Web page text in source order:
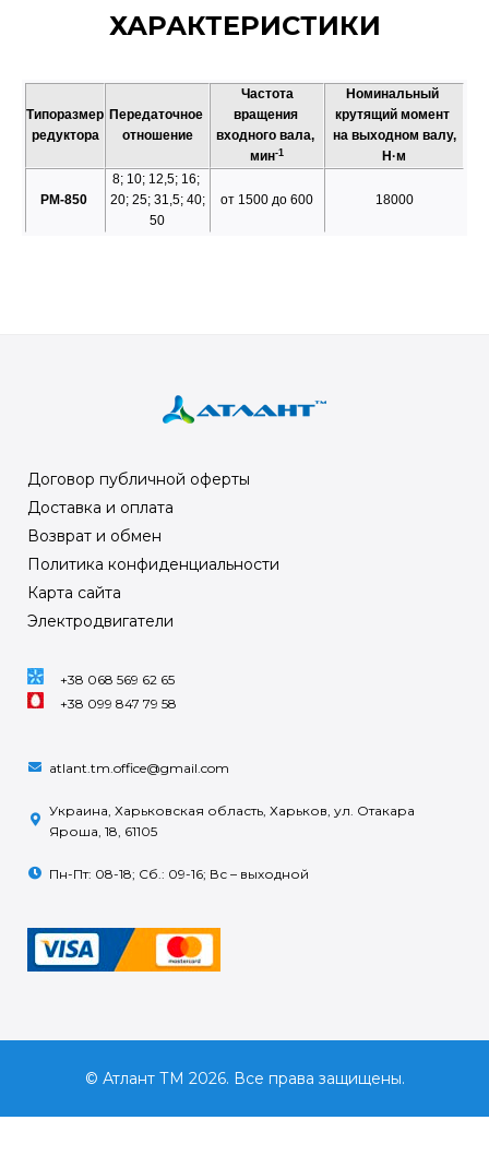
ХАРАКТЕРИСТИКИ
Типоразмер
редуктора
Передаточное
отношение
Частота
вращения
входного вала,
мин-1
Номинальный
крутящий момент
на выходном валу,
Н·м
РМ-850
8; 10; 12,5; 16;
20; 25; 31,5; 40;
50
от 1500 до 600 18000
Договор публичной оферты
Доставка и оплата
Возврат и обмен
Политика конфиденциальности
Карта сайта
Электродвигатели
+38 068 569 62 65
+38 099 847 79 58
atlant.tm.office@gmail.com
Украина, Харьковская область, Харьков, ул. Отакара
Яроша, 18, 61105
Пн-Пт: 08-18; Сб.: 09-16; Вс – выходной
© Атлант ТМ 2026. Все права защищены.